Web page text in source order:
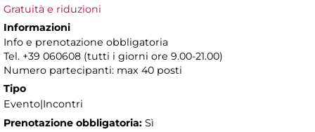
Gratuità e riduzioni
Informazioni
Info e prenotazione obbligatoria
Tel. +39 060608 (tutti i giorni ore 9.00-21.00)
Numero partecipanti: max 40 posti
Tipo
Evento|Incontri
Prenotazione obbligatoria: Sì